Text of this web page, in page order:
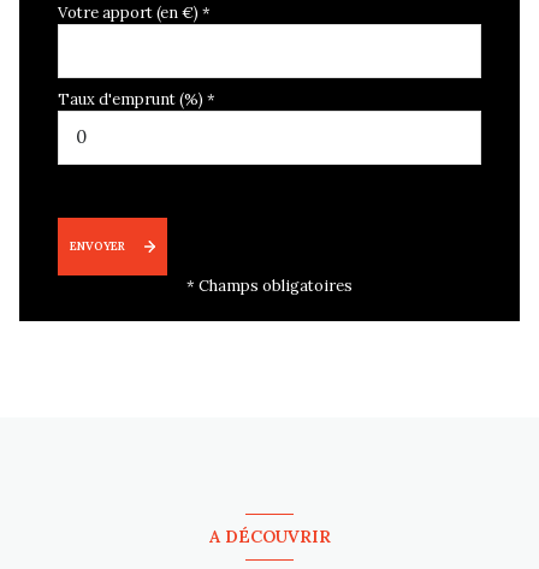
Votre apport (en €) *
Taux d'emprunt (%) *
ENVOYER
* Champs obligatoires
A DÉCOUVRIR